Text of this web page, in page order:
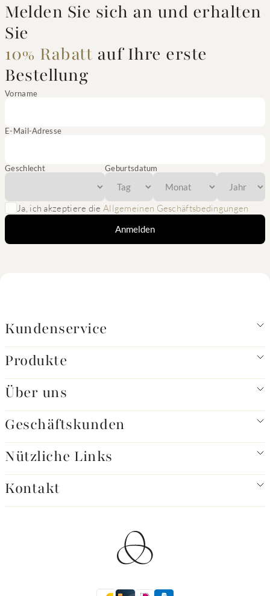
Melden Sie sich an und erhalten
Sie
10% Rabatt auf Ihre erste
Bestellung
Vorname
E-Mail-Adresse
Geschlecht Geburtsdatum
Ja, ich akzeptiere die Allgemeinen Geschäftsbedingungen
Anmelden
Kundenservice
Produkte
Über uns
Geschäftskunden
Nützliche Links
Kontakt